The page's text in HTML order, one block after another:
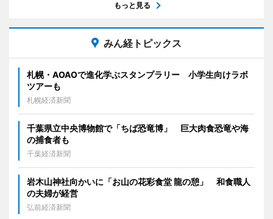
もっと見る
みん経トピックス
札幌・AOAOで進化学ぶスタンプラリー 小学生向けラボ
ツアーも
札幌経済新聞
千葉県立中央博物館で「ちば恐竜博」 巨大肉食恐竜や海
の捕食者も
千葉経済新聞
岩木山神社向かいに「お山の花彩食堂 龍の憩」 和食職人
の夫婦が経営
弘前経済新聞